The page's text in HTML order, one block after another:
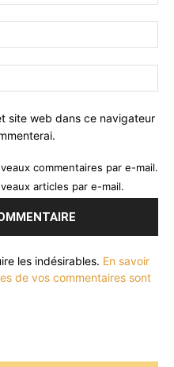
site web dans ce navigateur
commentaires par e-mail.
articles par e-mail.
les indésirables. En savoir
de vos commentaires sont